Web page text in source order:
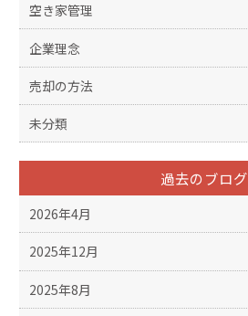
空き家管理
企業理念
売却の方法
未分類
過去のブログ
2026年4月
2025年12月
2025年8月